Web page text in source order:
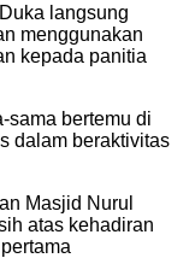
langsung
menggunakan
kepada panitia
sama bertemu di
dalam beraktivitas
Masjid Nurul
atas kehadiran